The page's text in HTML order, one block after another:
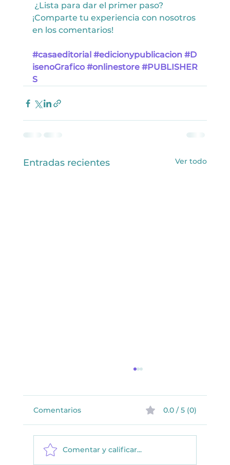
¿Lista para dar el primer paso?
¡Comparte tu experiencia con nosotros
en los comentarios!
#casaeditorial #edicionypublicacion #D
isenoGrafico #onlinestore #PUBLISHER
S
Entradas recientes Ver todo
Comentarios 0.0 / 5 (0)
Comentar y calificar...